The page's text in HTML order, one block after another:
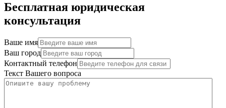
Бесплатная юридическая
консультация
Ваше имя
Ваш город
Контактный телефон
Текст Вашего вопроса